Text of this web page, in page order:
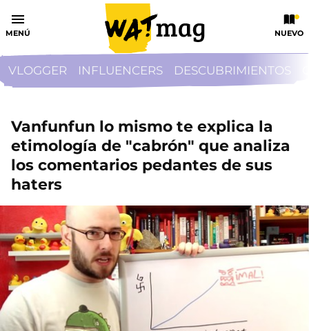
MENÚ NUEVO
VLOGGER INFLUENCERS DESCUBRIMIENTOS
Vanfunfun lo mismo te explica la
etimología de "cabrón" que analiza
los comentarios pedantes de sus
haters